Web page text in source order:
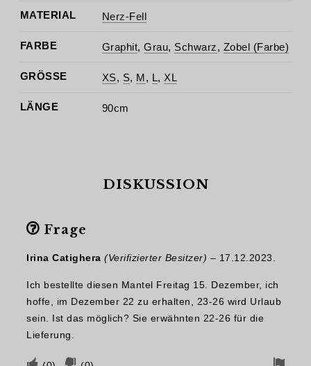
MATERIAL Nerz-Fell
FARBE Graphit, Grau, Schwarz, Zobel (Farbe)
GRÖSSE XS, S, M , L, XL
LÄNGE 90cm
DISKUSSION
Frage
Irina Catighera (Verifizierter Besitzer) – 17.12.2023.
Ich bestellte diesen Mantel Freitag 15. Dezember, ich
hoffe, im Dezember 22 zu erhalten, 23-26 wird Urlaub
sein. Ist das möglich? Sie erwähnten 22-26 für die
Lieferung.
StimmenStimmen